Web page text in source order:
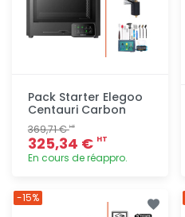
Pack Starter Elegoo
Centauri Carbon
369,71 €HT
325,34 € HT
En cours de réappro.
rapide
-15%